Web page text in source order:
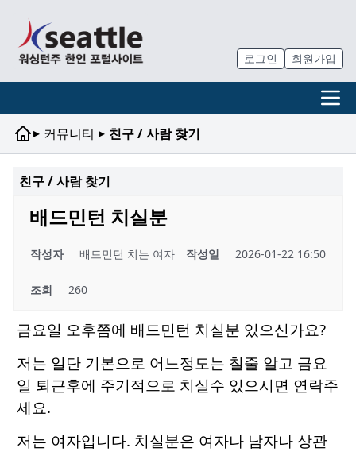
로그인 회원가입
▸ 커뮤니티 ▸ 친구 / 사람 찾기
친구 / 사람 찾기
배드민턴 치실분
작성자 배드민턴 치는 여자 작성일 2026-01-22 16:50
조회 260
금요일 오후쯤에 배드민턴 치실분 있으신가요?
저는 일단 기본으로 어느정도는 칠줄 알고 금요
일 퇴근후에 주기적으로 치실수 있으시면 연락주
세요.
저는 여자입니다. 치실분은 여자나 남자나 상관